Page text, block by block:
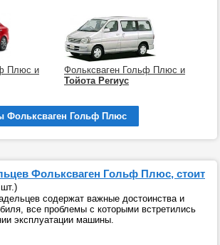
Плюс и
Фольксваген Гольф Плюс и
Тойота Региус
Фольксваген Гольф Плюс
Фольксваген Гольф Плюс, стоит
содержат важные достоинства и
все проблемы с которыми встретились
эксплуатации машины.